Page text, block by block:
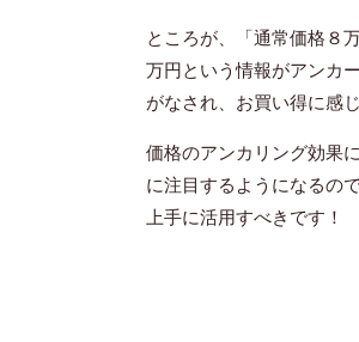
ところが、「通常価格８
万円という情報がアンカ
がなされ、お買い得に感
価格のアンカリング効果
に注目するようになるの
上手に活用すべきです！